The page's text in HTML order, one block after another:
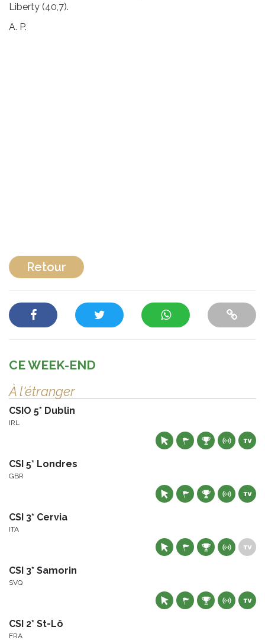
Liberty (40,7).
A. P.
Retour
CE WEEK-END
À l'étranger
CSIO 5* Dublin
IRL
CSI 5* Londres
GBR
CSI 3* Cervia
ITA
CSI 3* Samorin
SVQ
CSI 2* St-Lô
FRA